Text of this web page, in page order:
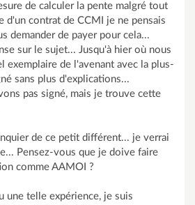
de calculer la pente malgré tout
d'un contrat de CCMI je ne pensais
demander de payer pour cela...
sur le sujet... Jusqu'à hier où nous
exemplaire de l'avenant avec la plus-
sans plus d'explications...
pas signé, mais je trouve cette
de ce petit différent... je verrai
Pensez-vous que je doive faire
comme AAMOI ?
une telle expérience, je suis